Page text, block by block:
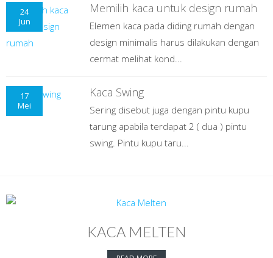
24
Jun
Memilih kaca untuk design rumah
Elemen kaca pada diding rumah dengan
design minimalis harus dilakukan dengan
cermat melihat kond...
17
Mei
Kaca Swing
Sering disebut juga dengan pintu kupu
tarung apabila terdapat 2 ( dua ) pintu
swing. Pintu kupu taru...
KACA MELTEN